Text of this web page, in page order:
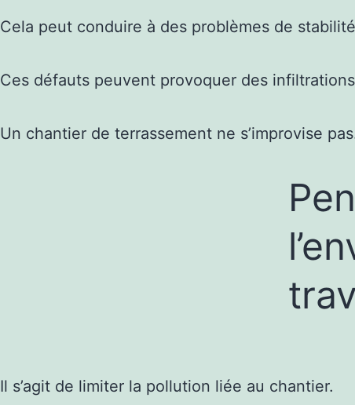
Cela peut conduire à des problèmes de
Ces défauts peuvent provoquer des
Un chantier de terrassement ne s’improvise
Il s’agit de limiter la pollution liée au chantier.